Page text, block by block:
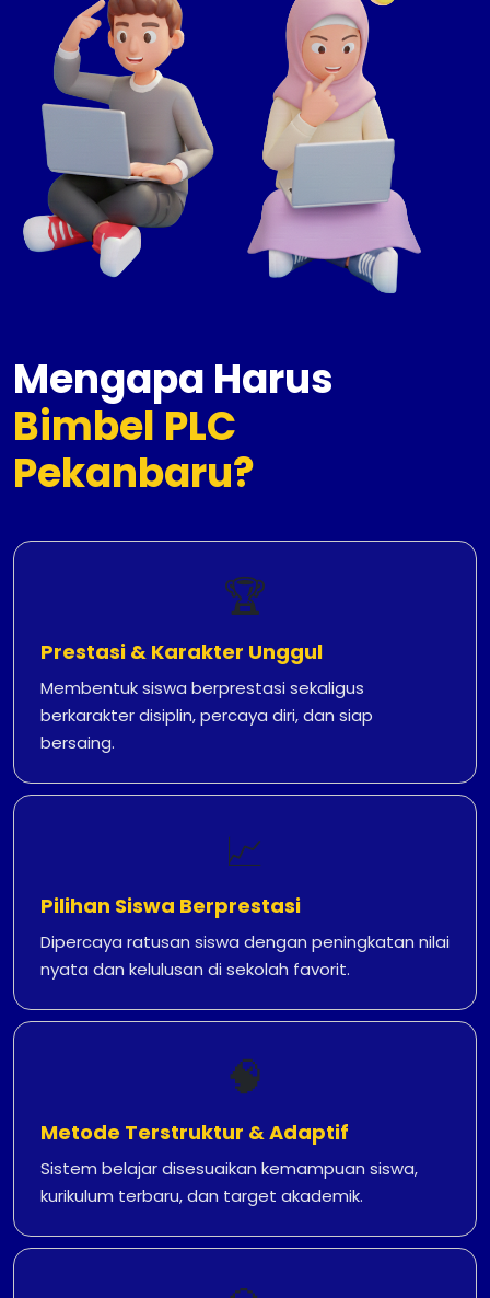
Mengapa Harus
Bimbel PLC
Pekanbaru?
🏆
Prestasi & Karakter Unggul
Membentuk siswa berprestasi sekaligus
berkarakter disiplin, percaya diri, dan siap
bersaing.
📈
Pilihan Siswa Berprestasi
Dipercaya ratusan siswa dengan peningkatan nilai
nyata dan kelulusan di sekolah favorit.
🧠
Metode Terstruktur & Adaptif
Sistem belajar disesuaikan kemampuan siswa,
kurikulum terbaru, dan target akademik.